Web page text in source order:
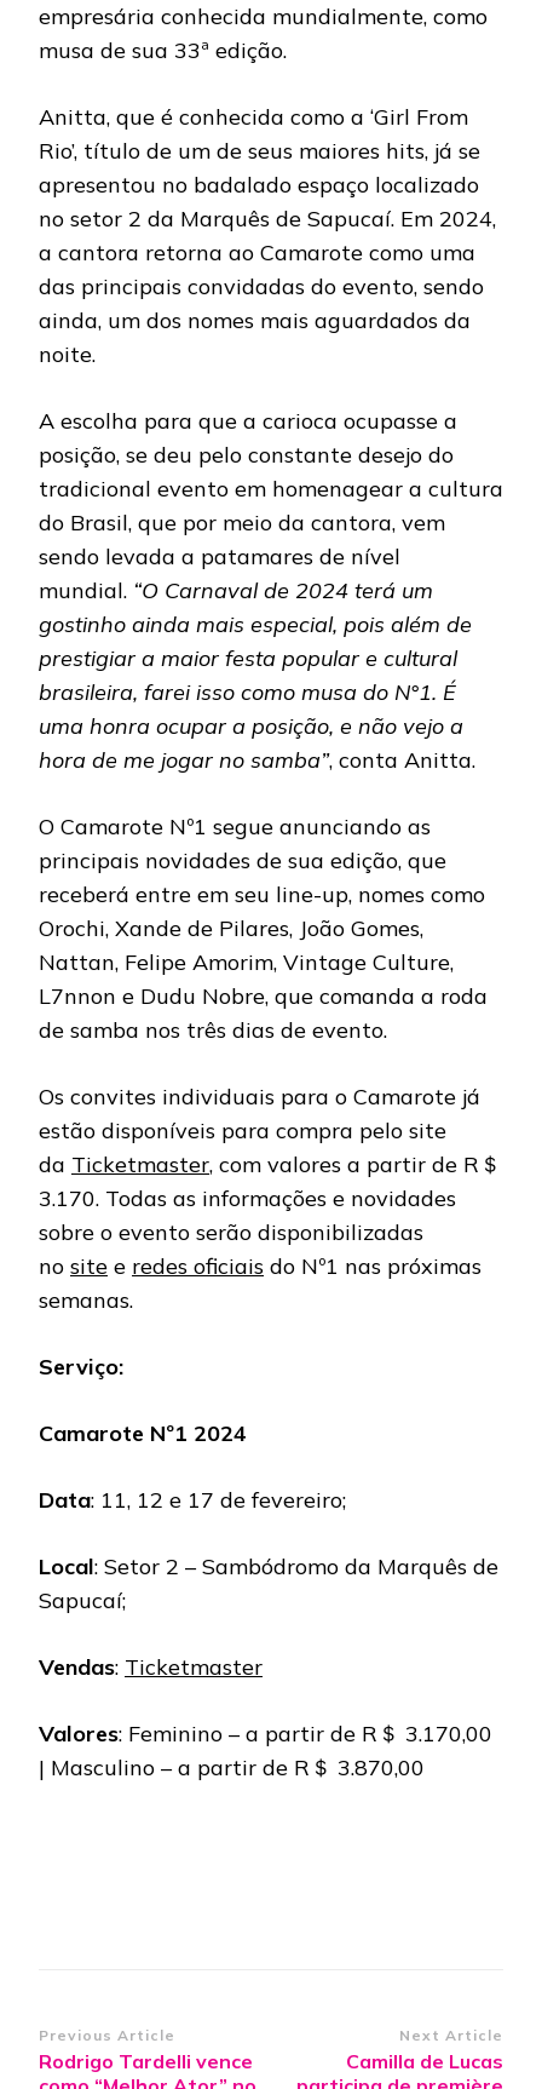
empresária conhecida mundialmente, como
musa de sua 33ª edição.
Anitta, que é conhecida como a ‘Girl From
Rio’, título de um de seus maiores hits, já se
apresentou no badalado espaço localizado
no setor 2 da Marquês de Sapucaí. Em 2024,
a cantora retorna ao Camarote como uma
das principais convidadas do evento, sendo
ainda, um dos nomes mais aguardados da
noite.
A escolha para que a carioca ocupasse a
posição, se deu pelo constante desejo do
tradicional evento em homenagear a cultura
do Brasil, que por meio da cantora, vem
sendo levada a patamares de nível
mundial. “O Carnaval de 2024 terá um
gostinho ainda mais especial, pois além de
prestigiar a maior festa popular e cultural
brasileira, farei isso como musa do N°1. É
uma honra ocupar a posição, e não vejo a
hora de me jogar no samba”, conta Anitta.
O Camarote Nº1 segue anunciando as
principais novidades de sua edição, que
receberá entre em seu line-up, nomes como
Orochi, Xande de Pilares, João Gomes,
Nattan, Felipe Amorim, Vintage Culture,
L7nnon e Dudu Nobre, que comanda a roda
de samba nos três dias de evento.
Os convites individuais para o Camarote já
estão disponíveis para compra pelo site
da Ticketmaster, com valores a partir de R＄
3.170. Todas as informações e novidades
sobre o evento serão disponibilizadas
no site e redes oficiais do Nº1 nas próximas
semanas.
Serviço:
Camarote Nº1 2024
Data: 11, 12 e 17 de fevereiro;
Local: Setor 2 – Sambódromo da Marquês de
Sapucaí;
Vendas: Ticketmaster
Valores: Feminino – a partir de R＄ 3.170,00
| Masculino – a partir de R＄ 3.870,00
Post
Navigation
Previous Article
Rodrigo Tardelli vence
Next Article
Camilla de Lucas